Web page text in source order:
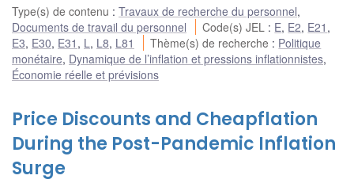
Type(s) de contenu : Travaux de recherche du personnel,
Documents de travail du personnel
Code(s) JEL : E, E2, E21 ,
E3, E30, E31 , L , L8, L81 Thème(s) de recherche : Politique
monétaire, Dynamique de l’inflation et pressions inflationnistes,
Économie réelle et prévisions
Price Discounts and Cheapflation
During the Post-Pandemic Inflation
Surge